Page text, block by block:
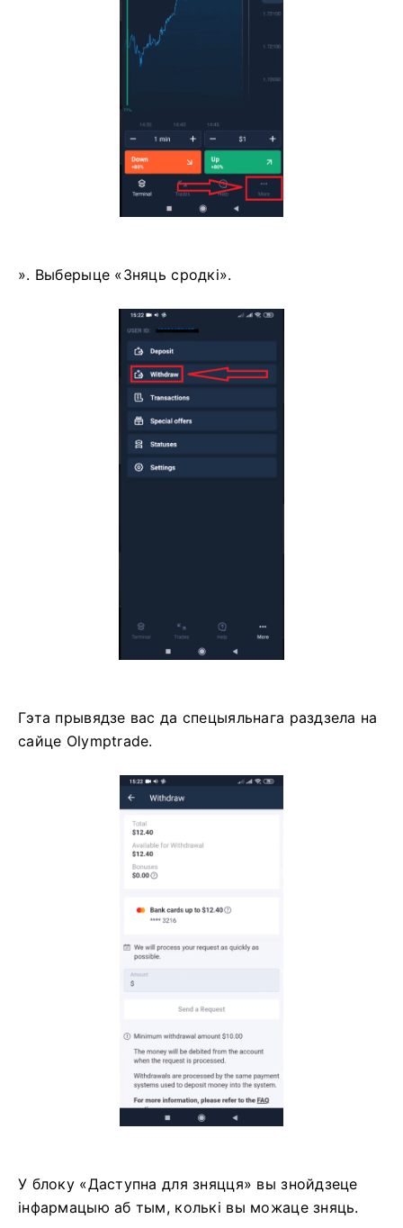
». Выберыце «Зняць сродкі».
Гэта прывядзе вас да спецыяльнага раздзела на
сайце Olymptrade.
У блоку «Даступна для зняцця» вы знойдзеце
інфармацыю аб тым, колькі вы можаце зняць.